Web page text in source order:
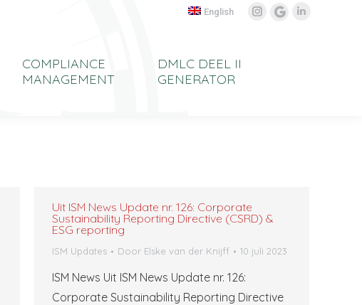
English
Instagram
GoogleLinkedin
COMPLIANCE
MANAGEMENT
DMLC DEEL II
GENERATOR
Uit ISM News Update nr. 126: Corporate
Sustainability Reporting Directive (CSRD) &
ESG reporting
ISM Updates Door Elske van der Knijff 10 juli 2023
ISM News Uit ISM News Update nr. 126:
Corporate Sustainability Reporting Directive